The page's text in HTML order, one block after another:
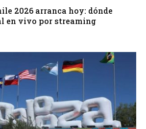
2026 arranca hoy: dónde
en vivo por streaming